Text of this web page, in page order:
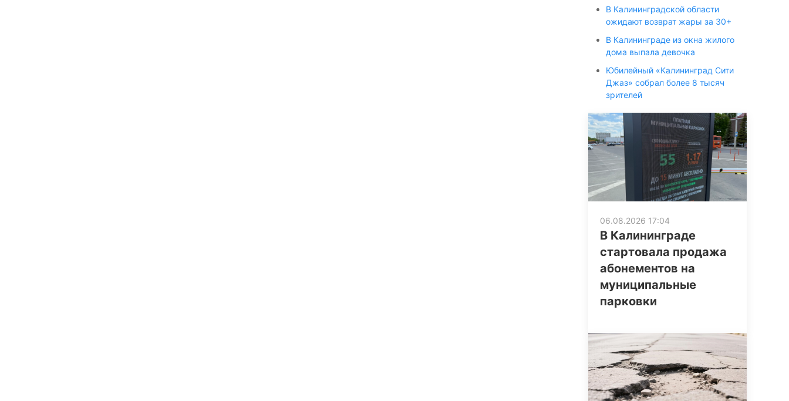
В Калининградской области
ожидают возврат жары за 30+
В Калининграде из окна жилого
дома выпала девочка
Юбилейный «Калининград Сити
Джаз» собрал более 8 тысяч
зрителей
06.08.2026 17:04
В Калининграде
стартовала продажа
абонементов на
муниципальные
парковки